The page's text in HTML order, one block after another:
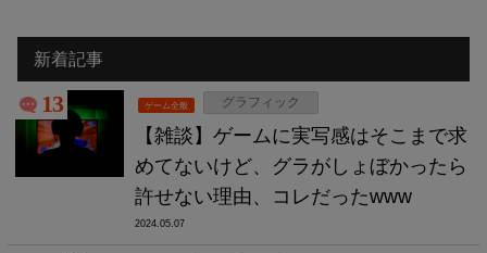
新着記事
ゲーム全般 グラフィック
【雑談】ゲームに実写感はそこまで求
めてないけど、グラがしょぼかったら
許せない理由、コレだったwww
2024.05.07
13